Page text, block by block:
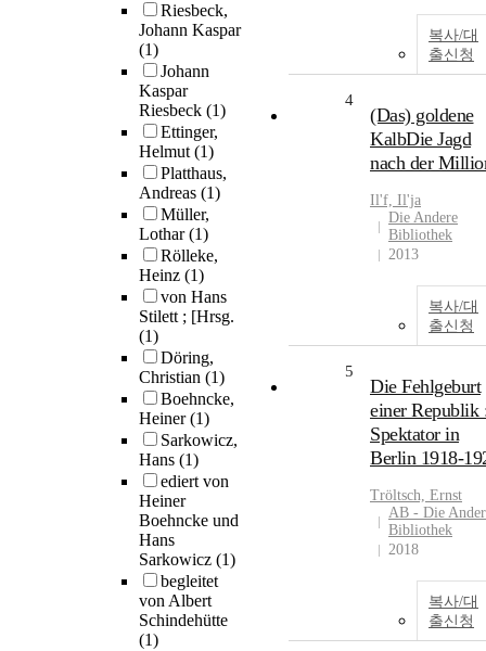
Riesbeck,
Johann Kaspar
(1)
Johann
Kaspar
Riesbeck (1)
Ettinger,
Helmut(1)
Platthaus,
Andreas (1)
Müller,
Lothar(1)
Rölleke,
Heinz (1)
von Hans
Stilett ; [Hrsg.
(1)
Döring,
Christian (1)
Boehncke,
Heiner(1)
Sarkowicz,
Hans (1)
ediert von
Heiner
Boehncke und
Hans
Sarkowicz (1)
begleitet
von Albert
Schindehütte
(1)
복사/대
출신청
4
(Das) goldene
KalbDie Jagd
nach der
Il'f, Il'ja
Die Andere
Bibliothek
2013
복사/대
출신청
5
Die Fehlgeburt
einer Republik
Spektator in
Berlin 1918-
Tröltsch, Ernst
AB - Die
Bibliothek
2018
복사/대
출신청